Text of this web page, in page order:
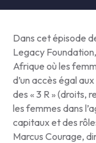
Dans cet épisode
Legacy
Afrique où les
d’un accès égal
des « 3 R » (droits,
les femmes dans
capitaux et des
Marcus Courage,